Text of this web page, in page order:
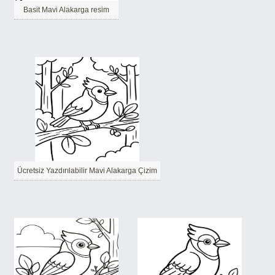
Basit Mavi Alakarga resim
Ücretsiz Yazdırılabilir Mavi Alakarga Çizim